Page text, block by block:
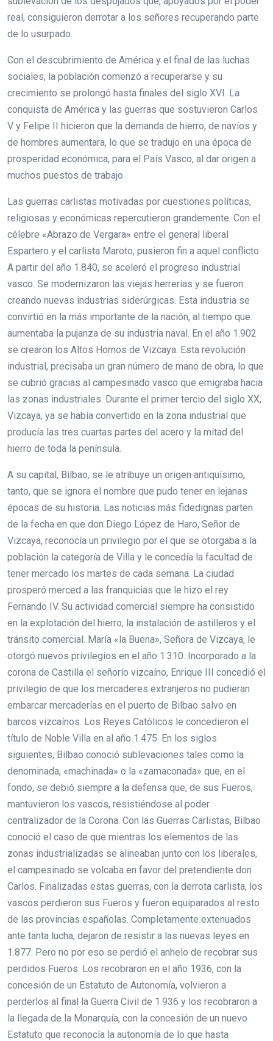
real, consiguieron derrotar a los señores recuperando parte
de lo usurpado.
Con el descubrimiento de América y el final de las luchas
sociales, la población comenzó a recuperarse y su
crecimiento se prolongó hasta finales del siglo XVI. La
conquista de América y las guerras que sostuvieron Carlos
V y Felipe II hicieron que la demanda de hierro, de navíos y
de hombres aumentara, lo que se tradujo en una época de
prosperidad económica, para el País Vasco, al dar origen a
muchos puestos de trabajo.
Las guerras carlistas motivadas por cuestiones políticas,
religiosas y económicas repercutieron grandemente. Con el
célebre «Abrazo de Vergara» entre el general liberal
Espartero y el carlista Maroto, pusieron fin a aquel conflicto.
A partir del año 1.840, se aceleró el progreso industrial
vasco. Se modernizaron las viejas herrerías y se fueron
creando nuevas industrias siderúrgicas. Esta industria se
convirtió en la más importante de la nación, al tiempo que
aumentaba la pujanza de su industria naval. En el año 1.902
se crearon los Altos Hornos de Vizcaya. Esta revolución
industrial, precisaba un gran número de mano de obra, lo que
se cubrió gracias al campesinado vasco que emigraba hacia
las zonas industriales. Durante el primer tercio del siglo XX,
Vizcaya, ya se había convertido en la zona industrial que
producía las tres cuartas partes del acero y la mitad del
hierro de toda la península.
A su capital, Bilbao, se le atribuye un origen antiquísimo,
tanto, que se ignora el nombre que pudo tener en lejanas
épocas de su historia. Las noticias más fidedignas parten
de la fecha en que don Diego López de Haro, Señor de
Vizcaya, reconocía un privilegio por el que se otorgaba a la
población la categoría de Villa y le concedía la facultad de
tener mercado los martes de cada semana. La ciudad
prosperó merced a las franquicias que le hizo el rey
Fernando IV. Su actividad comercial siempre ha consistido
en la explotación del hierro, la instalación de astilleros y el
tránsito comercial. María «la Buena», Señora de Vizcaya, le
otorgó nuevos privilegios en el año 1.310. Incorporado a la
corona de Castilla el señorío vizcaíno, Enrique III concedió el
privilegio de que los mercaderes extranjeros no pudieran
embarcar mercaderías en el puerto de Bilbao salvo en
barcos vizcaínos. Los Reyes Católicos le concedieron el
título de Noble Villa en al año 1.475. En los siglos
siguientes, Bilbao conoció sublevaciones tales como la
denominada, «machinada» o la «zamaconada» que, en el
fondo, se debió siempre a la defensa que, de sus Fueros,
mantuvieron los vascos, resistiéndose al poder
centralizador de la Corona. Con las Guerras Carlistas, Bilbao
conoció el caso de que mientras los elementos de las
zonas industrializadas se alineaban junto con los liberales,
el campesinado se volcaba en favor del pretendiente don
Carlos. Finalizadas estas guerras, con la derrota carlista, los
vascos perdieron sus Fueros y fueron equiparados al resto
de las provincias españolas. Completamente extenuados
ante tanta lucha, dejaron de resistir a las nuevas leyes en
1.877. Pero no por eso se perdió el anhelo de recobrar sus
perdidos Fueros. Los recobraron en el año 1936, con la
concesión de un Estatuto de Autonomía, volvieron a
perderlos al final la Guerra Civil de 1.936 y los recobraron a
la llegada de la Monarquía, con la concesión de un nuevo
Estatuto que reconocía la autonomía de lo que hasta